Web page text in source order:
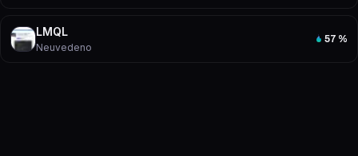
LMQL
Neuvedeno
57 %